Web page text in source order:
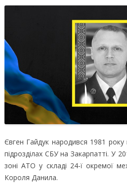
Євген Гайдук народився 1981
підрозділах СБУ на Закарпатті. У
зоні АТО у складі 24-ї окремої
Короля Данила.